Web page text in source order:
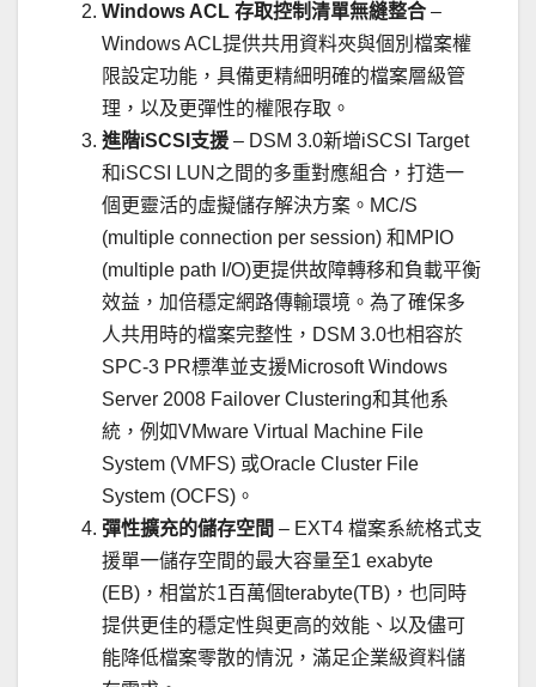
Windows ACL 存取控制清單無縫整合 –
Windows ACL提供共用資料夾與個別檔案權
限設定功能，具備更精細明確的檔案層級管
理，以及更彈性的權限存取。
進階iSCSI支援 – DSM 3.0新增iSCSI Target
和iSCSI LUN之間的多重對應組合，打造一
個更靈活的虛擬儲存解決方案。MC/S
(multiple connection per session) 和MPIO
(multiple path I/O)更提供故障轉移和負載平衡
效益，加倍穩定網路傳輸環境。為了確保多
人共用時的檔案完整性，DSM 3.0也相容於
SPC-3 PR標準並支援Microsoft Windows
Server 2008 Failover Clustering和其他系
統，例如VMware Virtual Machine File
System (VMFS) 或Oracle Cluster File
System (OCFS)。
彈性擴充的儲存空間 – EXT4 檔案系統格式支
援單一儲存空間的最大容量至1 exabyte
(EB)，相當於1百萬個terabyte(TB)，也同時
提供更佳的穩定性與更高的效能、以及儘可
能降低檔案零散的情況，滿足企業級資料儲